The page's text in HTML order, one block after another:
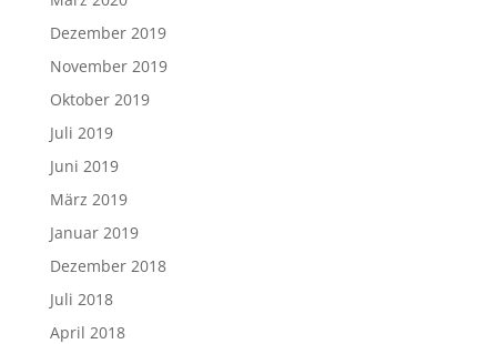
Dezember 2019
November 2019
Oktober 2019
Juli 2019
Juni 2019
März 2019
Januar 2019
Dezember 2018
Juli 2018
April 2018